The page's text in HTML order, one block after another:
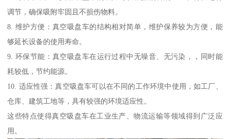
调节，确保吸附牢固且不损伤物料。
8. 维护方便：真空吸盘车的结构相对简单，维护保养较为方便，能
够延长设备的使用寿命。
9. 环保节能：真空吸盘车在运行过程中无噪音、无污染，，同时能
耗较低，节约能源。
10. 适应性强：真空吸盘车可以在不同的工作环境中使用，如工厂、
仓库、建筑工地等，具有较强的环境适应性。
这些特点使得真空吸盘车在工业生产、物流运输等领域得到广泛应
用。